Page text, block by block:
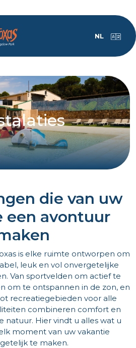
NL
die van uw
een avontuur
is elke ruimte ontworpen om
leuk en vol onvergetelijke
Van sportvelden om actief te
om te ontspannen in de zon, en
recreatiegebieden voor alle
combineren comfort en
natuur. Hier vindt u alles wat u
moment van uw vakantie
te maken.